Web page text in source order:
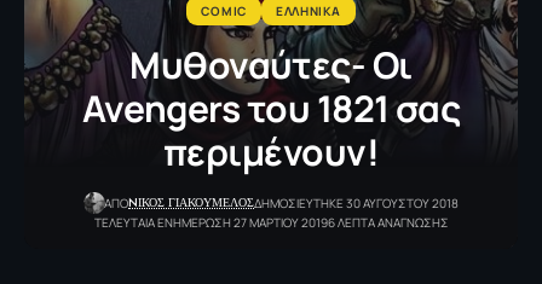
COMIC ΕΛΛΗΝΙΚΑ
Μυθοναύτες- Οι
Avengers του 1821 σας
περιμένουν!
ΑΠΟNΙΚΟΣ ΓΙΑΚΟΥΜΕΛΟΣΔΗΜΟΣΙΕΥΤΗΚΕ 30 ΑΥΓΟΥΣΤΟΥ 2018
ΤΕΛΕΥΤΑΙΑ ΕΝΗΜΕΡΩΣΗ 27 ΜΑΡΤΙΟΥ 20196 ΛΕΠΤΑ ΑΝΑΓΝΩΣΗΣ